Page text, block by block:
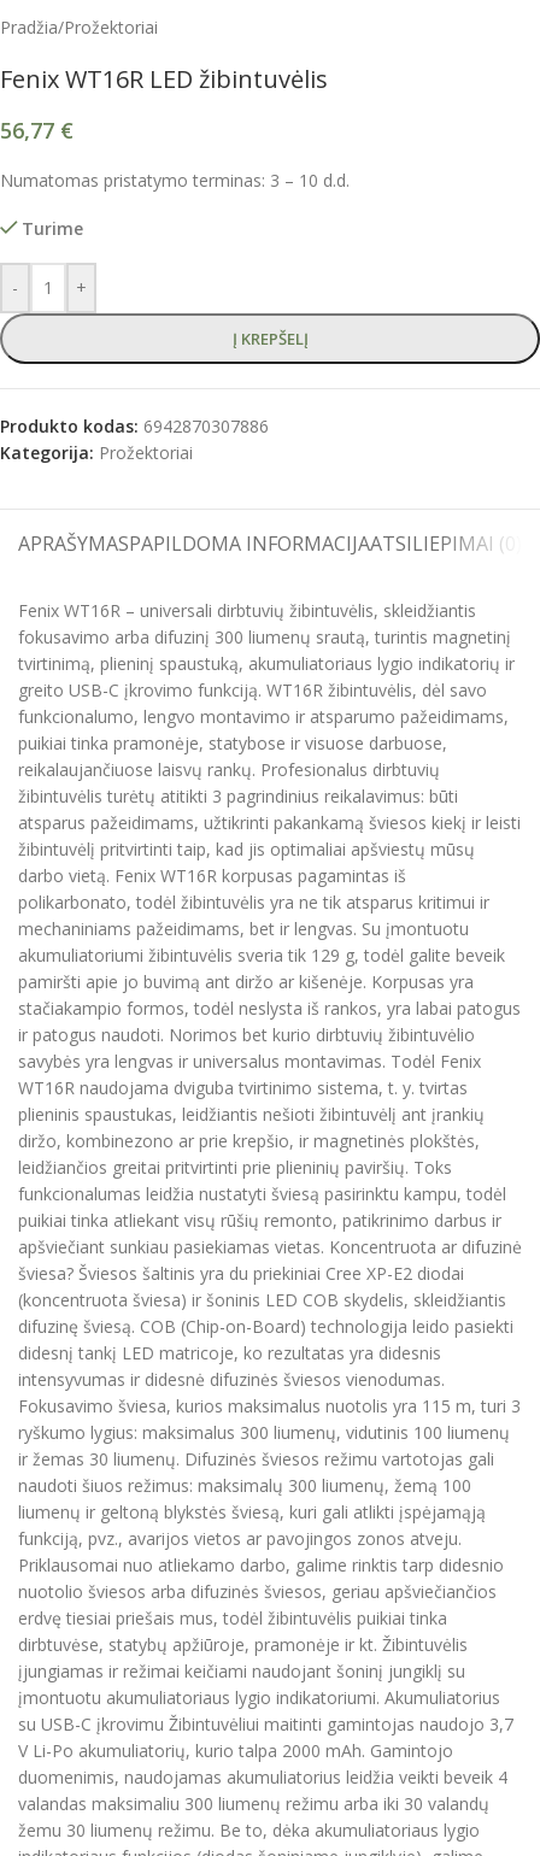
Pradžia/Prožektoriai
Fenix WT16R LED žibintuvėlis
56,77 €
Numatomas pristatymo terminas: 3 – 10 d.d.
Turime
- +
Į KREPŠELĮ
Produkto kodas: 6942870307886
Kategorija: Prožektoriai
APRAŠYMASPAPILDOMA INFORMACIJAATSILIEPIMAI (0)
Fenix WT16R – universali dirbtuvių žibintuvėlis, skleidžiantis
fokusavimo arba difuzinį 300 liumenų srautą, turintis magnetinį
tvirtinimą, plieninį spaustuką, akumuliatoriaus lygio indikatorių ir
greito USB-C įkrovimo funkciją. WT16R žibintuvėlis, dėl savo
funkcionalumo, lengvo montavimo ir atsparumo pažeidimams,
puikiai tinka pramonėje, statybose ir visuose darbuose,
reikalaujančiuose laisvų rankų. Profesionalus dirbtuvių
žibintuvėlis turėtų atitikti 3 pagrindinius reikalavimus: būti
atsparus pažeidimams, užtikrinti pakankamą šviesos kiekį ir leisti
žibintuvėlį pritvirtinti taip, kad jis optimaliai apšviestų mūsų
darbo vietą. Fenix WT16R korpusas pagamintas iš
polikarbonato, todėl žibintuvėlis yra ne tik atsparus kritimui ir
mechaniniams pažeidimams, bet ir lengvas. Su įmontuotu
akumuliatoriumi žibintuvėlis sveria tik 129 g, todėl galite beveik
pamiršti apie jo buvimą ant diržo ar kišenėje. Korpusas yra
stačiakampio formos, todėl neslysta iš rankos, yra labai patogus
ir patogus naudoti. Norimos bet kurio dirbtuvių žibintuvėlio
savybės yra lengvas ir universalus montavimas. Todėl Fenix
WT16R naudojama dviguba tvirtinimo sistema, t. y. tvirtas
plieninis spaustukas, leidžiantis nešioti žibintuvėlį ant įrankių
diržo, kombinezono ar prie krepšio, ir magnetinės plokštės,
leidžiančios greitai pritvirtinti prie plieninių paviršių. Toks
funkcionalumas leidžia nustatyti šviesą pasirinktu kampu, todėl
puikiai tinka atliekant visų rūšių remonto, patikrinimo darbus ir
apšviečiant sunkiau pasiekiamas vietas. Koncentruota ar difuzinė
šviesa? Šviesos šaltinis yra du priekiniai Cree XP-E2 diodai
(koncentruota šviesa) ir šoninis LED COB skydelis, skleidžiantis
difuzinę šviesą. COB (Chip-on-Board) technologija leido pasiekti
didesnį tankį LED matricoje, ko rezultatas yra didesnis
intensyvumas ir didesnė difuzinės šviesos vienodumas.
Fokusavimo šviesa, kurios maksimalus nuotolis yra 115 m, turi 3
ryškumo lygius: maksimalus 300 liumenų, vidutinis 100 liumenų
ir žemas 30 liumenų. Difuzinės šviesos režimu vartotojas gali
naudoti šiuos režimus: maksimalų 300 liumenų, žemą 100
liumenų ir geltoną blykstės šviesą, kuri gali atlikti įspėjamąją
funkciją, pvz., avarijos vietos ar pavojingos zonos atveju.
Priklausomai nuo atliekamo darbo, galime rinktis tarp didesnio
nuotolio šviesos arba difuzinės šviesos, geriau apšviečiančios
erdvę tiesiai priešais mus, todėl žibintuvėlis puikiai tinka
dirbtuvėse, statybų apžiūroje, pramonėje ir kt. Žibintuvėlis
įjungiamas ir režimai keičiami naudojant šoninį jungiklį su
įmontuotu akumuliatoriaus lygio indikatoriumi. Akumuliatorius
su USB-C įkrovimu Žibintuvėliui maitinti gamintojas naudojo 3,7
V Li-Po akumuliatorių, kurio talpa 2000 mAh. Gamintojo
duomenimis, naudojamas akumuliatorius leidžia veikti beveik 4
valandas maksimaliu 300 liumenų režimu arba iki 30 valandų
žemu 30 liumenų režimu. Be to, dėka akumuliatoriaus lygio